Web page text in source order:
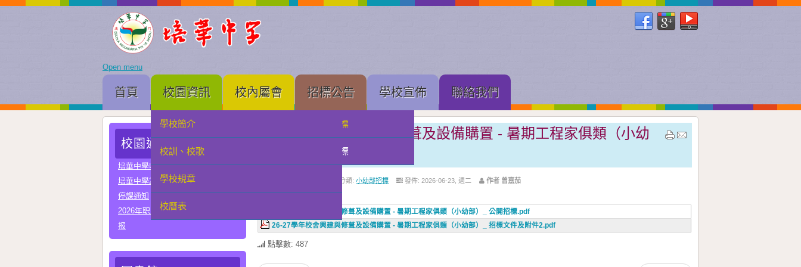
Open menu
首頁 校園資訊
學校簡介
校訓、校歌
學校規章
校曆表
校內屬會 招標公告
中學部招標
小幼部招標
學校宣佈 聯絡我們
校園通告
培華中學收費項目一覽表
培華中學2024-2025學年報名費
停課通知
2026年职业教育国家教学成果奖申
报
26-27學年校舍興建與修葺及設備購置 - 暑期工程家俱類（小幼
部）_ 公開招標
分類:小幼部招標 發佈: 2026-06-23, 週二 作者 曾嘉茄
26-27學年校舍興建與修葺及設備購置 - 暑期工程家俱類（小幼部）_ 公開招標.pdf
26-27學年校舍興建與修葺及設備購置 - 暑期工程家俱類（小幼部）_ 招標文件及附件2.pdf
點擊數: 487